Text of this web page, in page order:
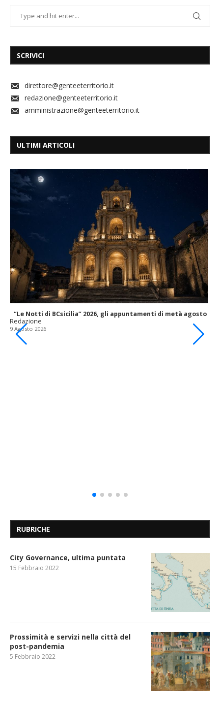
SCRIVICI
direttore@genteeterritorio.it
redazione@genteeterritorio.it
amministrazione@genteeterritorio.it
ULTIMI ARTICOLI
“Le Notti di BCsicilia” 2026, gli appuntamenti di metà agosto
Redazione
9 Agosto 2026
RUBRICHE
City Governance, ultima puntata
15 Febbraio 2022
Prossimità e servizi nella città del
post-pandemia
5 Febbraio 2022